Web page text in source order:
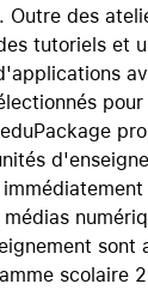
Outre des
tutoriels et
sont
scolaire